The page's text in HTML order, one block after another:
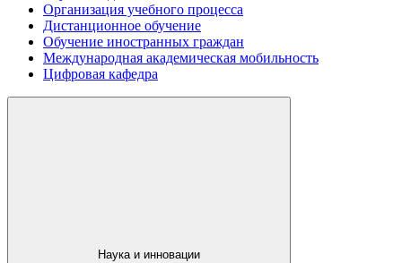
Организация учебного процесса
Дистанционное обучение
Обучение иностранных граждан
Международная академическая мобильность
Цифровая кафедра
Наука и инновации